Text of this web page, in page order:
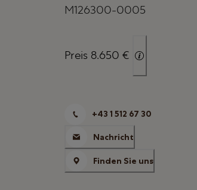
M126300-0005
Preis 8.650 €
+43 1 512 67 30
Nachricht
Finden Sie uns